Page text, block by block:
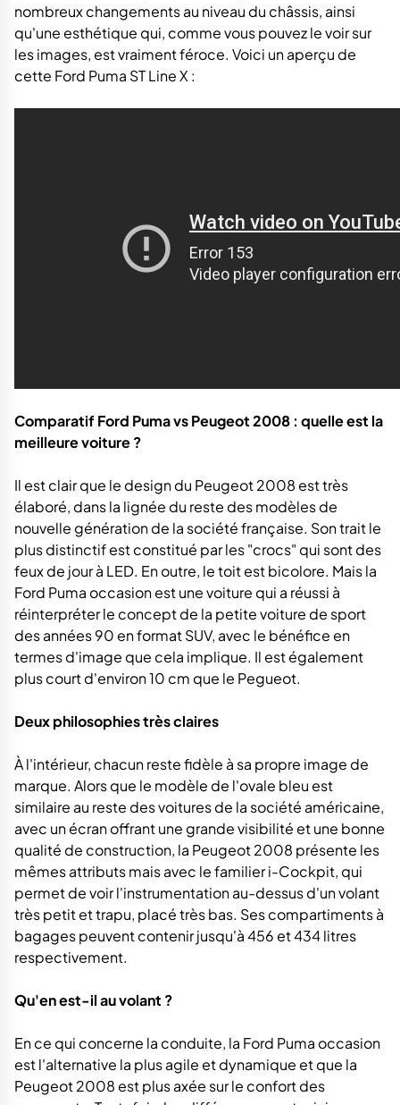
nombreux changements au niveau du châssis, ainsi
qu'une esthétique qui, comme vous pouvez le voir sur
les images, est vraiment féroce. Voici un aperçu de
cette Ford Puma ST Line X :
Comparatif Ford Puma vs Peugeot 2008 : quelle est la
meilleure voiture ?
Il est clair que le design du Peugeot 2008 est très
élaboré, dans la lignée du reste des modèles de
nouvelle génération de la société française. Son trait le
plus distinctif est constitué par les "crocs" qui sont des
feux de jour à LED. En outre, le toit est bicolore. Mais la
Ford Puma occasion est une voiture qui a réussi à
réinterpréter le concept de la petite voiture de sport
des années 90 en format SUV, avec le bénéfice en
termes d'image que cela implique. Il est également
plus court d'environ 10 cm que le Pegueot.
Deux philosophies très claires
À l'intérieur, chacun reste fidèle à sa propre image de
marque. Alors que le modèle de l'ovale bleu est
similaire au reste des voitures de la société américaine,
avec un écran offrant une grande visibilité et une bonne
qualité de construction, la Peugeot 2008 présente les
mêmes attributs mais avec le familier i-Cockpit, qui
permet de voir l'instrumentation au-dessus d'un volant
très petit et trapu, placé très bas. Ses compartiments à
bagages peuvent contenir jusqu'à 456 et 434 litres
respectivement.
Qu'en est-il au volant ?
En ce qui concerne la conduite, la Ford Puma occasion
est l'alternative la plus agile et dynamique et que la
Peugeot 2008 est plus axée sur le confort des